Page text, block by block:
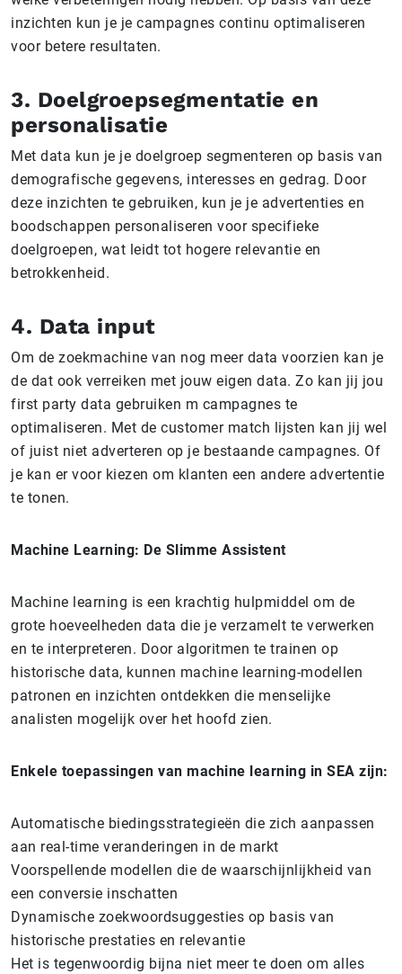
inzichten kun je je campagnes continu optimaliseren
voor betere resultaten.
3. Doelgroepsegmentatie en
personalisatie
Met data kun je je doelgroep segmenteren op basis van
demografische gegevens, interesses en gedrag. Door
deze inzichten te gebruiken, kun je je advertenties en
boodschappen personaliseren voor specifieke
doelgroepen, wat leidt tot hogere relevantie en
betrokkenheid.
4. Data input
Om de zoekmachine van nog meer data voorzien kan je
de dat ook verreiken met jouw eigen data. Zo kan jij jou
first party data gebruiken m campagnes te
optimaliseren. Met de customer match lijsten kan jij wel
of juist niet adverteren op je bestaande campagnes. Of
je kan er voor kiezen om klanten een andere advertentie
te tonen.
Machine Learning: De Slimme Assistent
Machine learning is een krachtig hulpmiddel om de
grote hoeveelheden data die je verzamelt te verwerken
en te interpreteren. Door algoritmen te trainen op
historische data, kunnen machine learning-modellen
patronen en inzichten ontdekken die menselijke
analisten mogelijk over het hoofd zien.
Enkele toepassingen van machine learning in SEA zijn:
Automatische biedingsstrategieën die zich aanpassen
aan real-time veranderingen in de markt
Voorspellende modellen die de waarschijnlijkheid van
een conversie inschatten
Dynamische zoekwoordsuggesties op basis van
historische prestaties en relevantie
Het is tegenwoordig bijna niet meer te doen om alles